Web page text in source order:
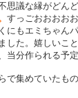
思議な縁がどん
すっごおおおお
にもエミちゃん
した。嬉しいこ
当分作られる予
で集めていたも